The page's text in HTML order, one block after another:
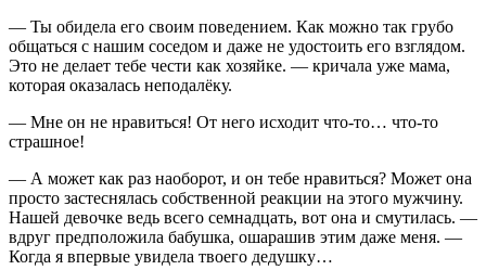
— Ты обидела его своим поведением. Как можно так грубо
общаться с нашим соседом и даже не удостоить его взглядом.
Это не делает тебе чести как хозяйке. — кричала уже мама,
которая оказалась неподалёку.
— Мне он не нравиться! От него исходит что-то… что-то
страшное!
— А может как раз наоборот, и он тебе нравиться? Может она
просто застеснялась собственной реакции на этого мужчину.
Нашей девочке ведь всего семнадцать, вот она и смутилась. —
вдруг предположила бабушка, ошарашив этим даже меня. —
Когда я впервые увидела твоего дедушку…